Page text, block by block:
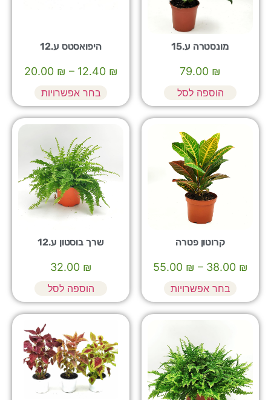
מונסטרה ע.15
₪
הוספה לסל
היפואסטס ע.12
₪
12.40
–
₪
20.00
בחר אפשרויות
קרוטון פטרה
₪
38.00
–
₪
55.00
בחר אפשרויות
שרך בוסטון ע.12
₪
32.00
הוספה לסל